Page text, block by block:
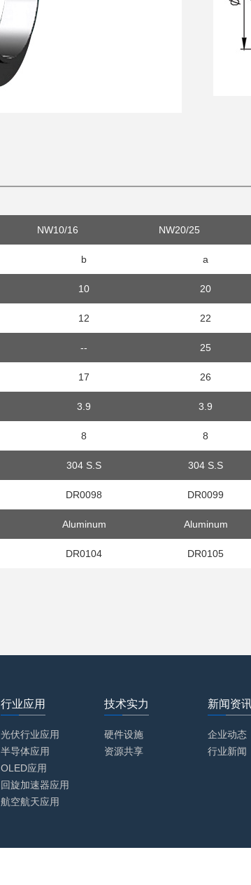
NW10/16 NW20/25
b a
10 20
12 22
-- 25
17 26
3.9 3.9
8 8
304 S.S 304 S.S
DR0098 DR0099
Aluminum Aluminum
DR0104 DR0105
行业应用
光伏行业应用
半导体应用
OLED应用
回旋加速器应用
航空航天应用
技术实力
硬件设施
资源共享
新闻资
企业动态
行业新闻